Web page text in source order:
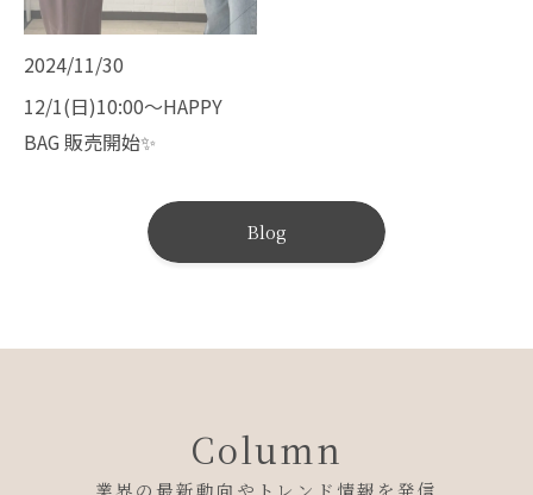
2024/11/30
12/1(日)10:00〜HAPPY
BAG 販売開始✨
Blog
業界の最新動向やトレンド情報を発信
Column